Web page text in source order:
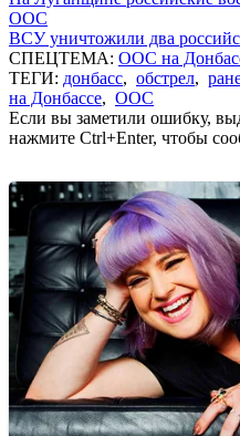
ООС
ВСУ уничтожили два
СПЕЦТЕМА: ООС на
ТЕГИ: донбасс, обстрел,
на Донбассе, ООС
Если вы заметили ошибку,
нажмите Ctrl+Enter, чтобы